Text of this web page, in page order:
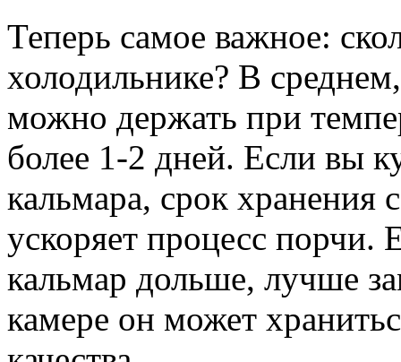
Теперь самое важное:
холодильнике? В
можно держать при
более 1-2 дней. Если вы
кальмара, срок хранения
ускоряет процесс порчи.
кальмар дольше, лучше
камере он может